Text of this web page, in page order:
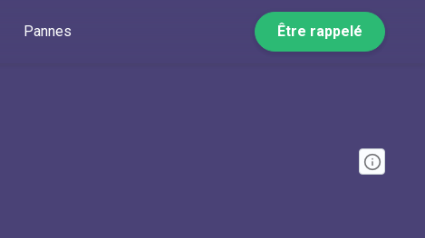
Pannes Être rappelé